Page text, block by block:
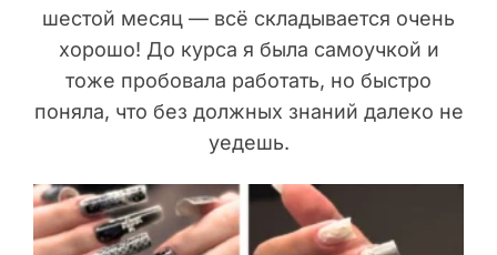
шестой месяц — всё складывается очень
хорошо! До курса я была самоучкой и
тоже пробовала работать, но быстро
поняла, что без должных знаний далеко не
уедешь.